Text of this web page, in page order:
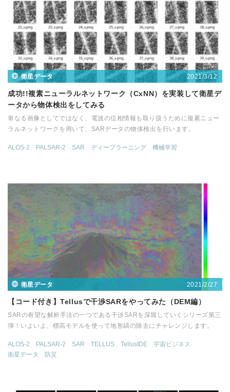
衛星データ 2021/3/12
成功!!複素ニューラルネットワーク（CxNN）を実装して衛星デ
ータから物体検出をしてみる
単なる画像としてではなく、電波の位相情報も取り扱うために複素ニュー
ラルネットワークを用いて、SARデータの物体検出を行います。
ALOS-2 PALSAR-2 SAR ディープラーニング 機械学習
衛星データ 2021/2/27
【コード付き】Tellusで干渉SARをやってみた（DEM編）
SARの有望な解析手法の一つである干渉SARを深堀していくシリーズ第三
弾！いよいよ、標高モデルを使って地形縞の除去にチャレンジします。
ALOS-2 PALSAR-2 SAR TELLUS TellusIDE
宇宙ビジネス
衛星データ
防災